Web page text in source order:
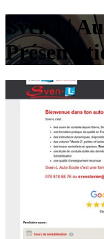
Sven l |